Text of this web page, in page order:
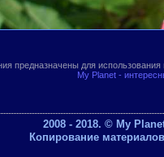
предназначены для
My Planet -
2008 - 2018. © My
Копирование